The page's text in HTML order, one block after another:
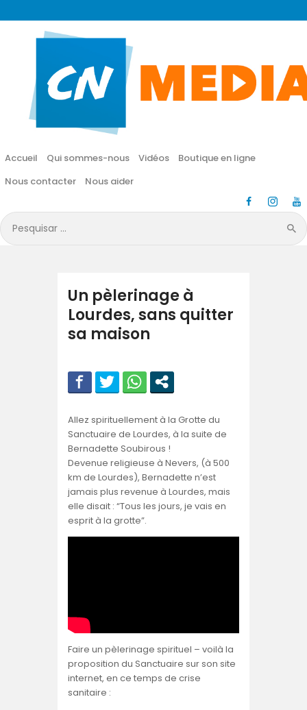
Accueil Qui sommes-nous Vidéos
Boutique en ligne
Nous contacter
Nous aider
Pesquisar
por:
CN MÉDIA
Une vie nouvelle en JESUS !
Accueil
Vidéos
Boutique en ligne
Nous aider
Un pèlerinage à
Lourdes, sans quitter
sa maison
Allez spirituellement à la Grotte du
Sanctuaire de Lourdes, à la suite de
Bernadette Soubirous !
Devenue religieuse à Nevers, (à 500
km de Lourdes), Bernadette n’est
jamais plus revenue à Lourdes, mais
elle disait : “Tous les jours, je vais en
esprit à la grotte”.
Faire un pèlerinage spirituel – voilà la
proposition du Sanctuaire sur son site
internet, en ce temps de crise
sanitaire :